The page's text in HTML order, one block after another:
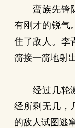
蛮族先锋队
有刚才的锐气
住了敌人。李
箭接一箭地射
经过几轮激
经所剩无几，
的敌人试图逃窜